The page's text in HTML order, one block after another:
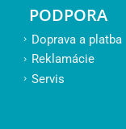
PODPORA
Doprava a platba
Reklamácie
Servis